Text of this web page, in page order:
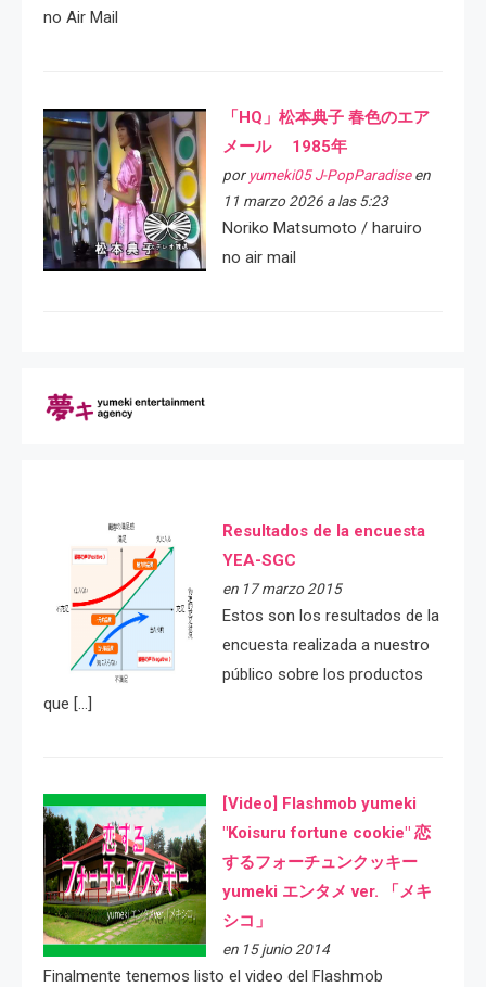
no Air Mail
「HQ」松本典子 春色のエア
メール 1985年
por yumeki05 J-PopParadiseen
11 marzo 2026 a las 5:23
Noriko Matsumoto / haruiro
no air mail
Resultados de la encuesta
YEA-SGC
en 17 marzo 2015
Estos son los resultados de la
encuesta realizada a nuestro
público sobre los productos
que […]
[Video] Flashmob yumeki
"Koisuru fortune cookie" 恋
するフォーチュンクッキー
yumeki エンタメ ver. 「メキ
シコ」
en 15 junio 2014
Finalmente tenemos listo el video del Flashmob